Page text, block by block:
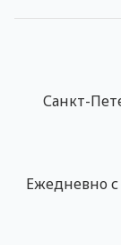
Санкт-
Ежедневно с